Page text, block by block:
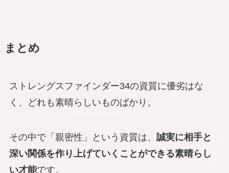
まとめ
ストレングスファインダー34の資質に優劣はな
く、どれも素晴らしいものばかり。
その中で「親密性」という資質は、 誠実に相手と
深い関係を作り上げていくことができる素晴らし
い才能です。